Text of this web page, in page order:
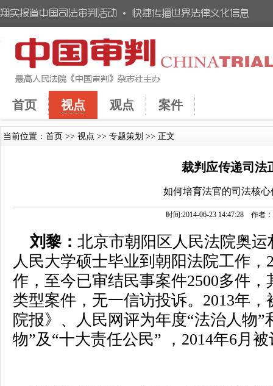
首页 视点 观点 案件
当前位置： 首页 >> 视点 >> 专题策划 >> 正文
裁判应传递司法
如何培育法官的司法核
时间:2014-06-23 14:47:28 作
刘黎： 北京市朝阳区人民法院奥
人民大学硕士毕业到朝阳法院工作，
作，至今已审结民事案件2500多件
类型案件，无一信访投诉。2013年
院报》、人民网评为年度“法治人物
物”及“十大责任公民” ，2014年6月